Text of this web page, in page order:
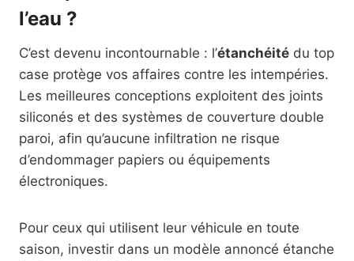
l’eau ?
C’est devenu incontournable : l’étanchéité du top
case protège vos affaires contre les intempéries.
Les meilleures conceptions exploitent des joints
siliconés et des systèmes de couverture double
paroi, afin qu’aucune infiltration ne risque
d’endommager papiers ou équipements
électroniques.
Pour ceux qui utilisent leur véhicule en toute
saison, investir dans un modèle annoncé étanche